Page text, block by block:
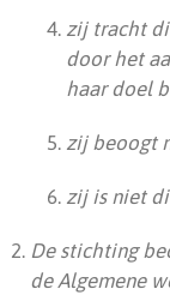
zij tracht
door het
haar doel
zij beoogt
zij is niet
De stichting
de Algemene